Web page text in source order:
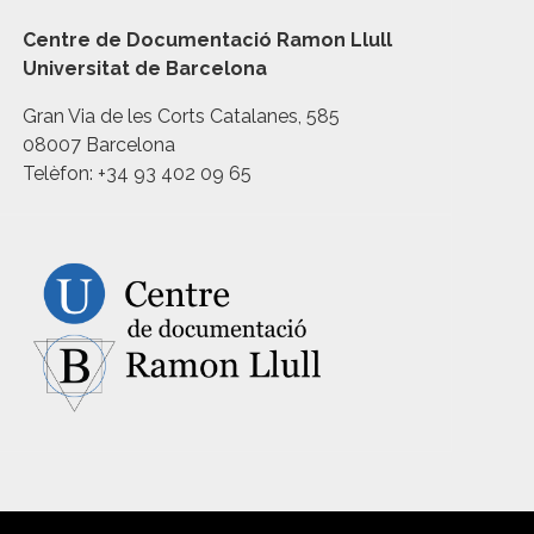
Centre de Documentació Ramon Llull
Universitat de Barcelona
Gran Via de les Corts Catalanes, 585
08007 Barcelona
Telèfon: +34 93 402 09 65